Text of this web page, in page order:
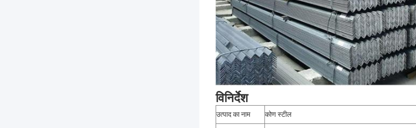
विनिर्देश
उत्पाद का नाम कोण स्टील